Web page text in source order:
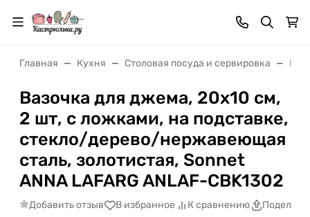
Главная Кухня Cтоловая посуда и сервировка
Вазочка для джема, 20x10 см,
2 шт, с ложками, на подставке,
стекло/дерево/нержавеющая
сталь, золотистая, Sonnet
ANNA LAFARG ANLAF-CBK1302
Добавить отзыв В избранное К сравнению